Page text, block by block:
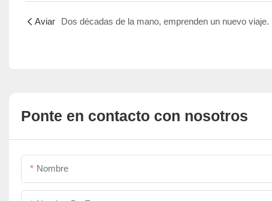
Aviar Dos décadas de la mano, emprenden un nuevo viaje.
Ponte en contacto con nosotros
Nombre